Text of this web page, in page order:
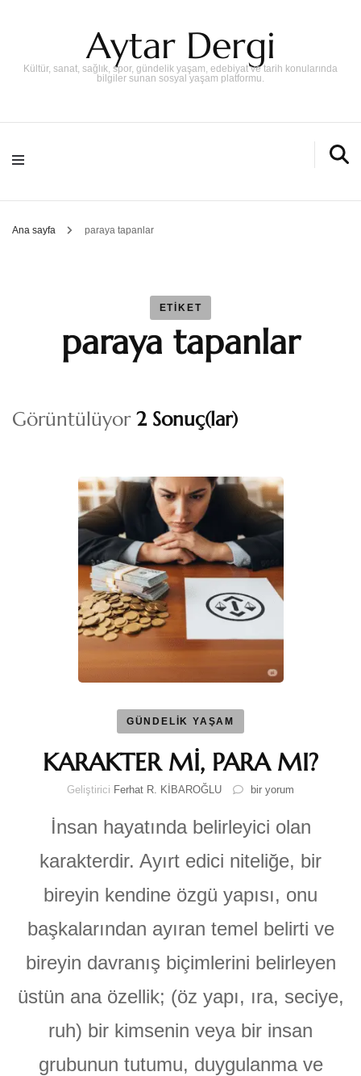
Aytar Dergi
Kültür, sanat, sağlık, spor, gündelik yaşam, edebiyat ve tarih konularında
bilgiler sunan sosyal yaşam platformu.
Ana sayfa paraya tapanlar
ETIKET
paraya tapanlar
Görüntülüyor 2 Sonuç(lar)
GÜNDELİK YAŞAM
KARAKTER Mİ, PARA MI?
Geliştirici Ferhat R. KİBAROĞLU
KARAKTER
PARA
MI?
için
bir yorum
İnsan hayatında belirleyici olan
karakterdir. Ayırt edici niteliğe, bir
bireyin kendine özgü yapısı, onu
başkalarından ayıran temel belirti ve
bireyin davranış biçimlerini belirleyen
üstün ana özellik; (öz yapı, ıra, seciye,
ruh) bir kimsenin veya bir insan
grubunun tutumu, duygulanma ve